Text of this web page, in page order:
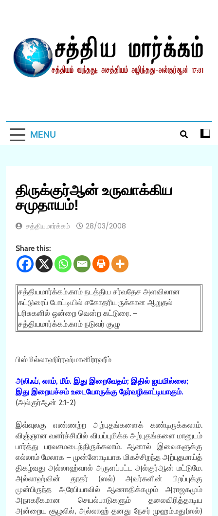
MENU
திருக்குர்ஆன் உருவாக்கிய
சமுதாயம்!
சத்தியமார்க்கம் 28/03/2008
Share this:
சத்தியமார்க்கம்.காம் நடத்திய சர்வதேச அளவிலான
கட்டுரைப் போட்டியில் சகோதரியருக்கான ஆறுதல்
பரிசுகளில் ஒன்றை வென்ற கட்டுரை. –
சத்தியமார்க்கம்.காம் நடுவர் குழு
பிஸ்மில்லாஹிர்ரஹ்மானிர்ரஹீம்
அலிஃப், லாம், மீம். இது இறைவேதம்; இதில் ஐயமில்லை;
இது இறையச்சம் உடையோருக்கு நேர்வழிகாட்டியாகும்.
(அல்குர்ஆன் 2:1-2)
இவ்வுலகு எண்ணற்ற அற்புதங்களைக் கண்டிருக்கலாம்.
விஞ்ஞான வளர்ச்சியில் வியப்புமிக்க அற்புதங்களை மானுடம்
பார்த்து பரவசமடைந்திருக்கலாம். ஆனால் இவைகளுக்கு
எல்லாம் மேலாக – முன்னோடியாக மிகச்சிறந்த அற்புதமாய்த்
திகழ்வது அல்லாஹ்வால் அருளப்பட்ட அல்குர்ஆன் மட்டுமே.
அல்லாஹ்வின் தூதர் (ஸல்) அவர்களின் பிறப்புக்கு
முன்பிருந்த அரேபியாவில் ஆணாதிக்கமும் அராஜகமும்
அநாகரீகமான செயல்பாடுகளும் தலைவிரித்தாடிய
அன்றைய சூழலில், அல்லாஹ் தனது நேசர் முஹம்மது(ஸல்)